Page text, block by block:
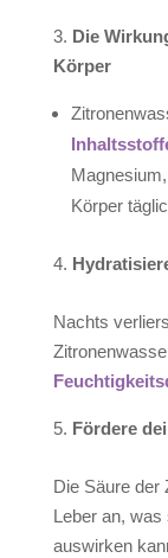
3. Die
Körper
Körper
Hydratisier
Nachts
Fördere
Die Säure der
Leber an,
auswirken